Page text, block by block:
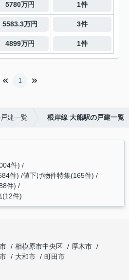
5780万円 1件
5583.3万円 3件
4899万円 1件
1
建一覧 根岸線 大船駅の戸建一覧
件)
件) 値下げ物件特集(165件)
件)
(12件)
相模原市中央区
厚木市
大和市
町田市